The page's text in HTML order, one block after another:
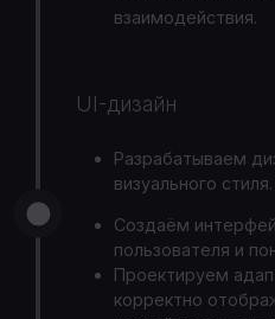
взаимодействия.
UI-дизайн
Разрабатываем
визуального стиля.
Создаём
пользователя и
Проектируем
корректно